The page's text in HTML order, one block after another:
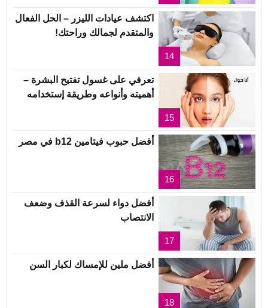
14
اكتشف عيادات الليزر – الحل الفعال
والمتقدم لجمالك وراحتك!
15
تعرفي على غسول تفتيح البشرة –
أهميته وأنواعه وطريقة إستخدامه
16
أفضل حبوب فيتامين b12 في مصر
17
أفضل دواء لسرعة القذف وضعف
الانتصاب
18
أفضل ملين للإمساك لكبار السن